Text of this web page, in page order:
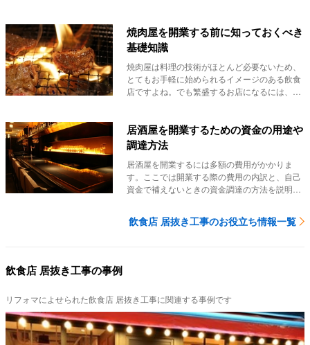
焼肉屋を開業する前に知っておくべき
基礎知識
焼肉屋は料理の技術がほとんど必要ないため、
とてもお手軽に始められるイメージのある飲食
店ですよね。でも繁盛するお店になるには、開
居酒屋を開業するための資金の用途や
調達方法
居酒屋を開業するには多額の費用がかかりま
す。ここでは開業する際の費用の内訳と、自己
資金で補えないときの資金調達の方法を説明し
飲食店 居抜き工事のお役立ち情報一覧
飲食店 居抜き工事の事例
リフォマによせられた飲食店 居抜き工事に関連する事例です